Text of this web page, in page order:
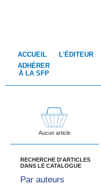
ACCUEIL L'ÉDITEUR
ADHÉRER
À LA SFP
Aucun article
RECHERCHE D'ARTICLES
DANS LE CATALOGUE
Par auteurs